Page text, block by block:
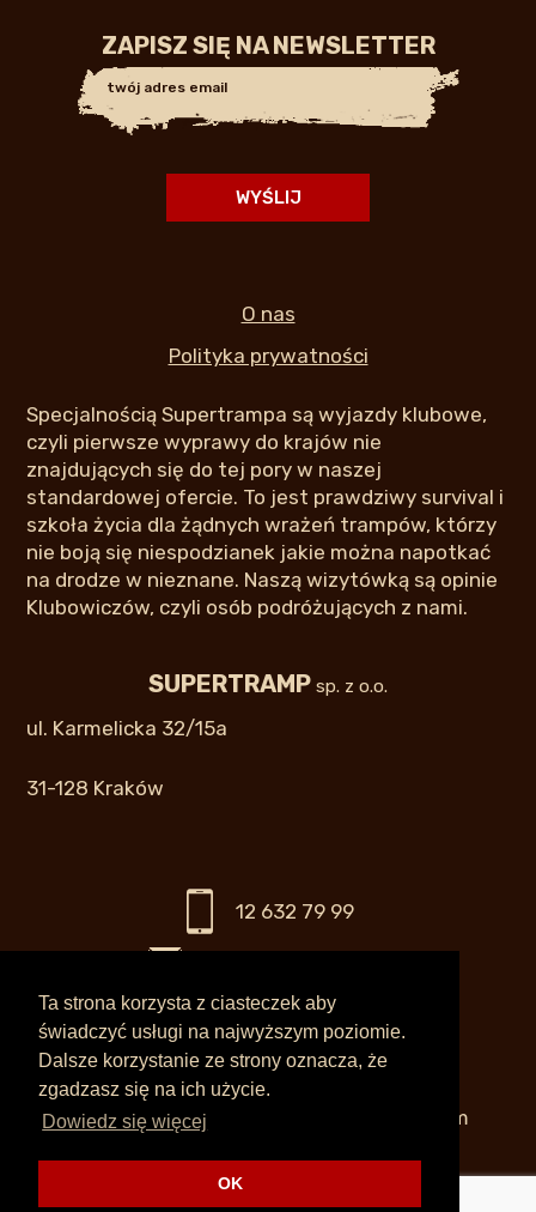
Ta strona korzysta z ciasteczek aby
świadczyć usługi na najwyższym poziomie.
Dalsze korzystanie ze strony oznacza, że
zgadzasz się na ich użycie.
Dowiedz się więcej
OK
ZAPISZ SIĘ NA NEWSLETTER
O nas
Polityka prywatności
Specjalnością Supertrampa są wyjazdy klubowe,
czyli pierwsze wyprawy do krajów nie
znajdujących się do tej pory w naszej
standardowej ofercie. To jest prawdziwy survival i
szkoła życia dla żądnych wrażeń trampów, którzy
nie boją się niespodzianek jakie można napotkać
na drodze w nieznane. Naszą wizytówką są opinie
Klubowiczów, czyli osób podróżujących z nami.
SUPERTRAMP sp. z o.o.
ul. Karmelicka 32/15a
31-128 Kraków
12 632 79 99
Biuro czynne:
pn – pt 11.00 – 17.00 lub po wcześniejszym